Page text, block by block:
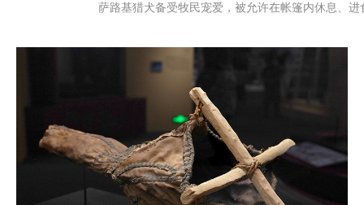
萨路基猎犬备受牧民宠爱，被允许在帐篷内休息、